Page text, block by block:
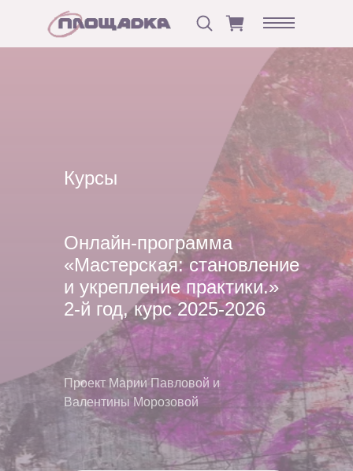
Онлайн-программа
«Мастерская: становление
и укрепление практики.»
2-й год, курс 2025-2026
Проект Марии Павловой и
Валентины Морозовой
Курсы